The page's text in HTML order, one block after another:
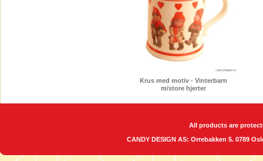
Krus med motiv - Vinterbarn
m/store hjerter
All products are
CANDY DESIGN AS: Orrebakken 5. 0789